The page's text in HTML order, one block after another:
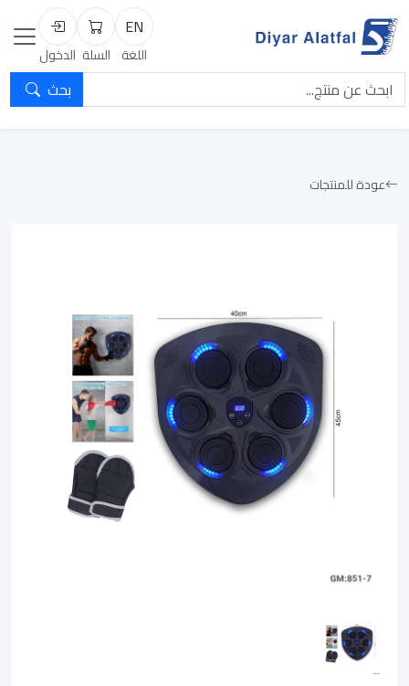
EN
اللغة
السلة
السلة
تسجيل
الدخول
بحث
عودة للمنتجات